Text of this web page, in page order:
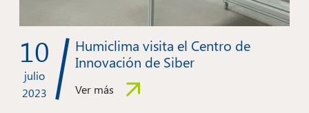
10
julio
2023
Humiclima visita el Centro de
Innovación de Siber
Ver más